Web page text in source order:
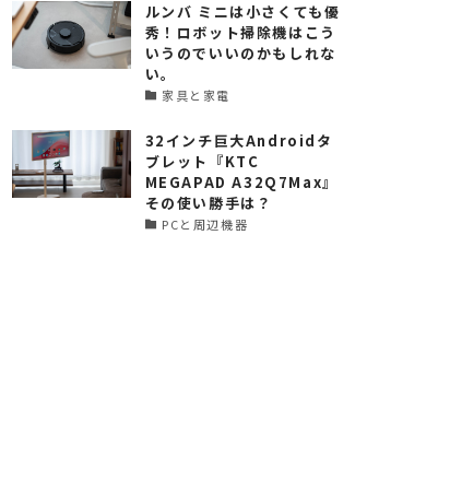
ルンバ ミニは小さくても優
秀！ロボット掃除機はこう
いうのでいいのかもしれな
い。
家具と家電
32インチ巨大Androidタ
ブレット『KTC
MEGAPAD A32Q7Max』
その使い勝手は？
PCと周辺機器